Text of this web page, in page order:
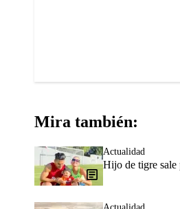
Mira también:
Actualidad
Hijo de tigre sale